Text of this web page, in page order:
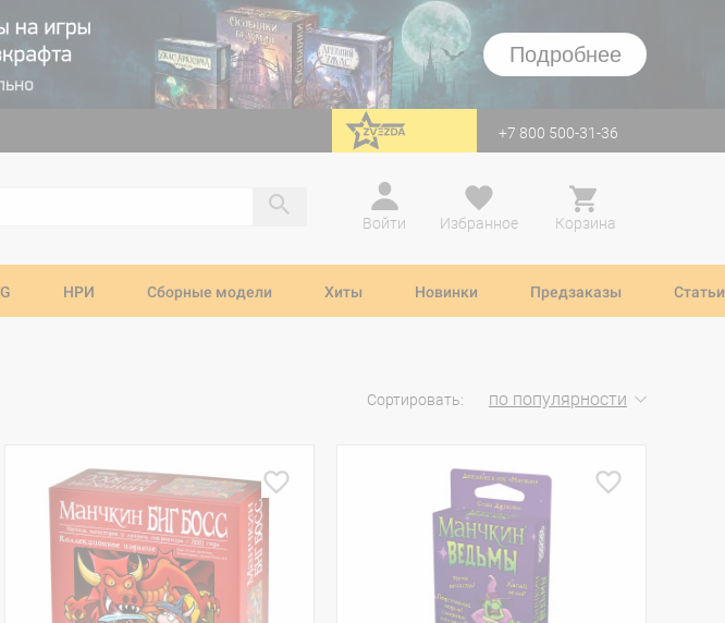
Подробнее
перейти на Zvezda +7 800 500-31-36
Войти
Избранное Корзина
НРИ Сборные модели Хиты Новинки Предзаказы Статьи
Сортировать: по популярности